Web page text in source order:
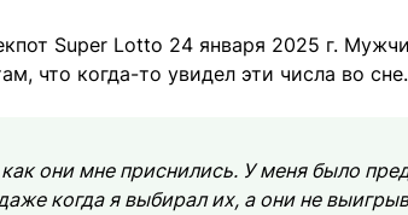
Super Lotto 24 января 2025 г.
что когда-то увидел эти числа во сне.
они мне приснились. У меня было
когда я выбирал их, а они не